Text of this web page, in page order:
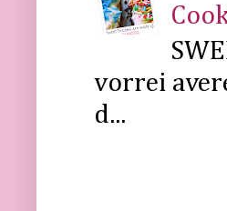
vorrei
d...